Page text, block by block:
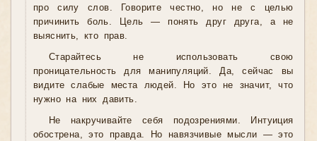
про силу слов. Говорите честно, но не с целью
причинить боль. Цель — понять друг друга, а не
выяснить, кто прав.
Старайтесь не использовать свою
проницательность для манипуляций. Да, сейчас вы
видите слабые места людей. Но это не значит, что
нужно на них давить.
Не накручивайте себя подозрениями. Интуиция
обострена, это правда. Но навязчивые мысли — это